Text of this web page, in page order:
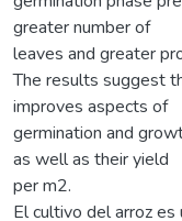
greater number of
leaves and greater
The results suggest
improves aspects of
germination and
as well as their yield
per m2.
El cultivo del arroz es